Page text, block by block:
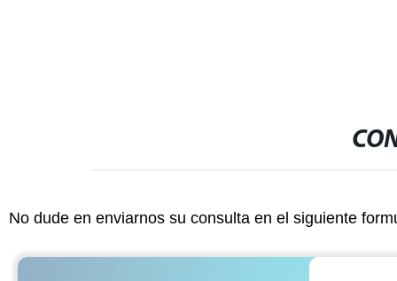
No dude en enviarnos su consulta en el siguiente